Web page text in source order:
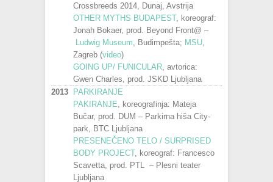
Crossbreeds 2014, Dunaj, Avstrija
OTHER MYTHS BUDAPEST, koreograf:
Jonah Bokaer, prod. Beyond Front@ –
Ludwig Museum, Budimpešta; MSU,
Zagreb (video)
GOING UP/ FUNICULAR, avtorica:
Gwen Charles, prod. JSKD Ljubljana
2013
PARKIRANJE
PAKIRANJE, koreografinja: Mateja
Bučar, prod. DUM – Parkirna hiša City-
park, BTC Ljubljana
PRESENEČENO TELO / SURPRISED
BODY PROJECT, koreograf: Francesco
Scavetta, prod. PTL – Plesni teater
Ljubljana